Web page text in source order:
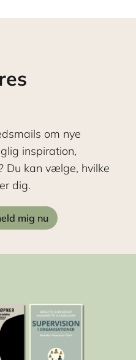
om nye
inspiration,
Du kan vælge, hvilke
dig.
mig nu